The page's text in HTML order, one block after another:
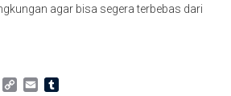
agar bisa segera terbebas dari
LinkedIn
Copy Email